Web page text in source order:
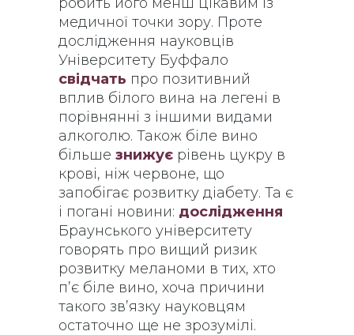
медичної точки зору. Проте
дослідження науковців
Університету Буффало
свідчать про позитивний
вплив білого вина на легені в
порівнянні з іншими видами
алкоголю. Також біле вино
більше знижує рівень цукру в
крові, ніж червоне, що
запобігає розвитку діабету. Та є
і погані новини: дослідження
Браунського університету
говорять про вищий ризик
розвитку меланоми в тих, хто
п’є біле вино, хоча причини
такого зв’язку науковцям
остаточно ще не зрозумілі.